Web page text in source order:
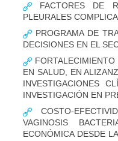
FACTORES DE
PLEURALES
PROGRAMA DE
DECISIONES EN EL
EN SALUD, EN
INVESTIGACIONES
INVESTIGACIÓN EN
COSTO-
VAGINOSIS
ECONÓMICA DESDE